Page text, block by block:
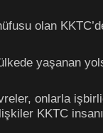
olan
yaşanan
onlarla
KKTC